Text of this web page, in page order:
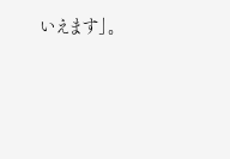
Contact
いえます」。